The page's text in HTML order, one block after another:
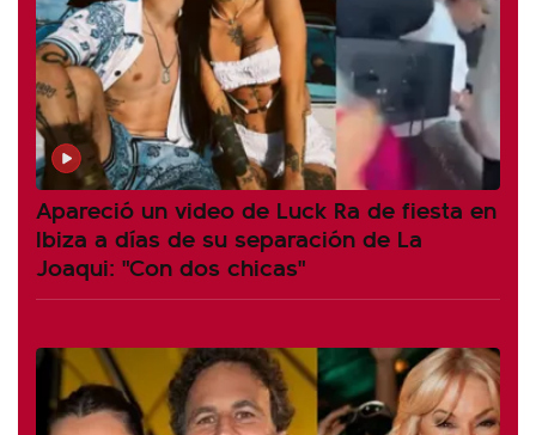
Apareció un video de Luck Ra de fiesta en
Ibiza a días de su separación de La
Joaqui: "Con dos chicas"